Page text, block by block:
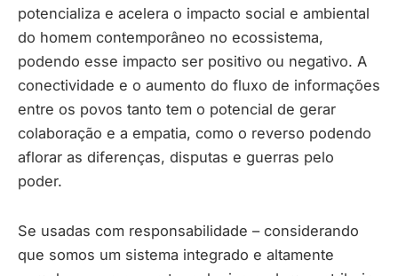
potencializa e acelera o impacto social e ambiental
do homem contemporâneo no ecossistema,
podendo esse impacto ser positivo ou negativo. A
conectividade e o aumento do fluxo de informações
entre os povos tanto tem o potencial de gerar
colaboração e a empatia, como o reverso podendo
aflorar as diferenças, disputas e guerras pelo
poder.
Se usadas com responsabilidade – considerando
que somos um sistema integrado e altamente